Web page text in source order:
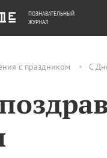
с праздником С
ДЕНЬГИ
ПОЗНАВАТЕЛЬНЫЙ
ЖУРНАЛ